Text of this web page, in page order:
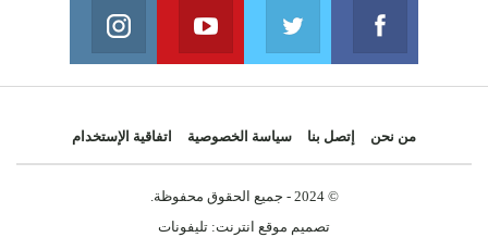
Facebook
Join us on Facebook
Twitter
Join us on Twitter
Youtube
Join us on Youtube
من نحن إتصل بنا سياسة الخصوصية اتفاقية الإستخدام
© 2024 - جميع الحقوق محفوظة.
تصميم موقع انترنت: تليفونات